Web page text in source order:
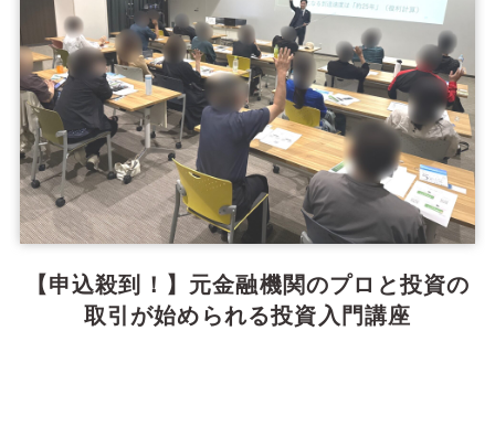
【申込殺到！】元金融機関のプロと投資の
取引が始められる投資入門講座